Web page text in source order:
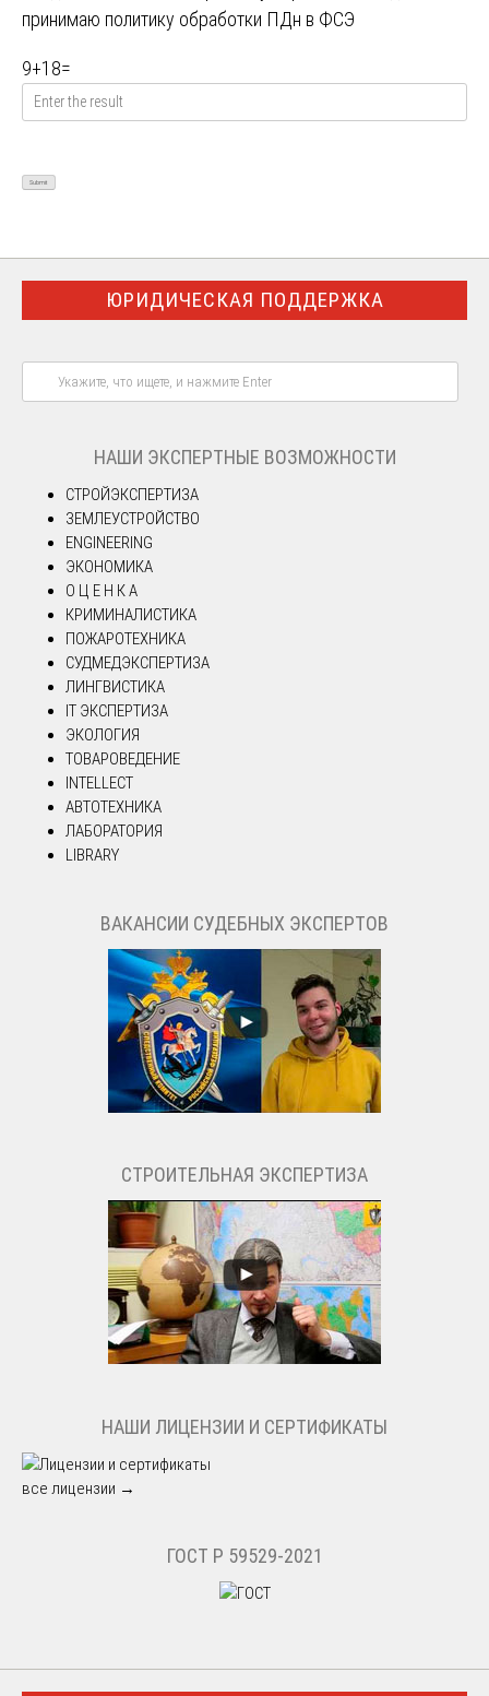
принимаю политику обработки ПДн в ФСЭ
9+18=
ЮРИДИЧЕСКАЯ ПОДДЕРЖКА
НАШИ ЭКСПЕРТНЫЕ ВОЗМОЖНОСТИ
СТРОЙЭКСПЕРТИЗА
ЗЕМЛЕУСТРОЙСТВО
ENGINEERING
ЭКОНОМИКА
О Ц Е Н К А
КРИМИНАЛИСТИКА
ПОЖАРОТЕХНИКА
СУДМЕДЭКСПЕРТИЗА
ЛИНГВИСТИКА
IT ЭКСПЕРТИЗА
ЭКОЛОГИЯ
ТОВАРОВЕДЕНИЕ
INTELLECT
АВТОТЕХНИКА
ЛАБОРАТОРИЯ
LIBRARY
ВАКАНСИИ СУДЕБНЫХ ЭКСПЕРТОВ
СТРОИТЕЛЬНАЯ ЭКСПЕРТИЗА
НАШИ ЛИЦЕНЗИИ И СЕРТИФИКАТЫ
все лицензии →
ГОСТ Р 59529-2021